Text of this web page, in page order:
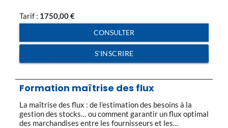
Tarif : 1750,00€
CONSULTER
S'INSCRIRE
Formation maîtrise des flux
La maîtrise des flux : de l’estimation des besoins à la
gestion des stocks… ou comment garantir un flux optimal
des marchandises entre les fournisseurs et les